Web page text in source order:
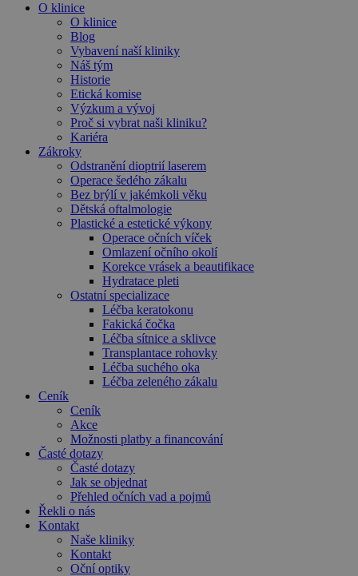
O klinice
O klinice
Blog
Vybavení naší kliniky
Náš tým
Historie
Etická komise
Výzkum a vývoj
Proč si vybrat naši kliniku?
Kariéra
Zákroky
Odstranění dioptrií laserem
Operace šedého zákalu
Bez brýlí v jakémkoli věku
Dětská oftalmologie
Plastické a estetické výkony
Operace očních víček
Omlazení očního okolí
Korekce vrásek a beautifikace
Hydratace pleti
Ostatní specializace
Léčba keratokonu
Fakická čočka
Léčba sítnice a sklivce
Transplantace rohovky
Léčba suchého oka
Léčba zeleného zákalu
Ceník
Ceník
Akce
Možnosti platby a financování
Časté dotazy
Časté dotazy
Jak se objednat
Přehled očních vad a pojmů
Řekli o nás
Kontakt
Naše kliniky
Kontakt
Oční optiky